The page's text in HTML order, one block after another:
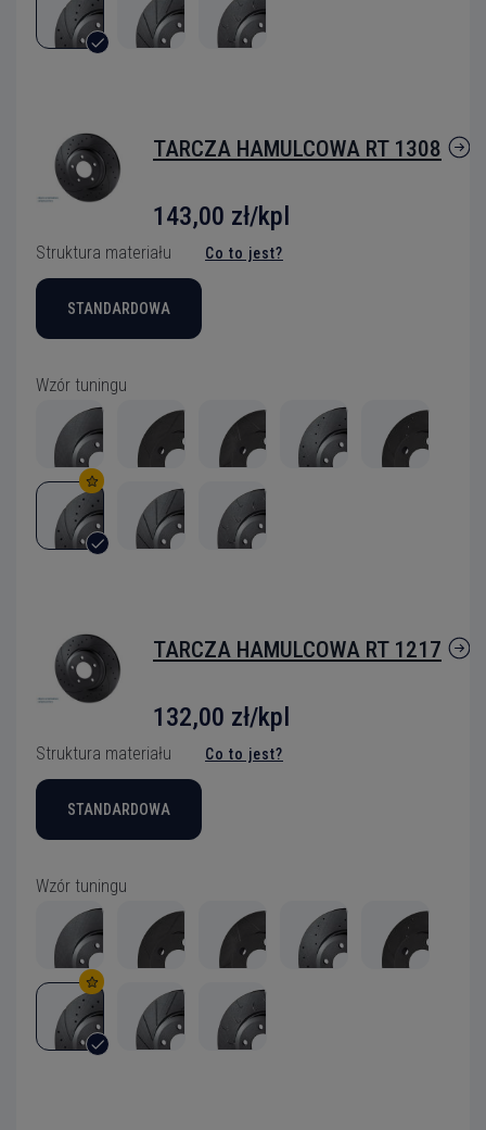
TARCZA HAMULCOWA RT 1308
143,00 zł/kpl
Struktura materiału Co to jest?
STANDARDOWA
Wzór tuningu
TARCZA HAMULCOWA RT 1217
132,00 zł/kpl
Struktura materiału Co to jest?
STANDARDOWA
Wzór tuningu